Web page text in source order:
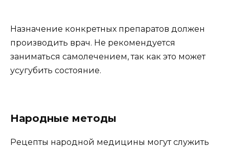
Назначение конкретных препаратов должен
производить врач. Не рекомендуется
заниматься самолечением, так как это может
усугубить состояние.
Народные методы
Рецепты народной медицины могут служить